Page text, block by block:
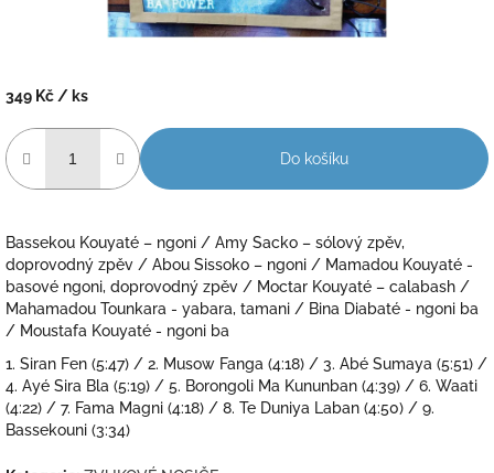
349 Kč / ks
cena:
Do košíku
Bassekou Kouyaté – ngoni / Amy Sacko – sólový zpěv,
doprovodný zpěv / Abou Sissoko – ngoni / Mamadou Kouyaté -
basové ngoni, doprovodný zpěv / Moctar Kouyaté – calabash /
Mahamadou Tounkara - yabara, tamani / Bina Diabaté - ngoni ba
/ Moustafa Kouyaté - ngoni ba
1. Siran Fen (5:47) / 2. Musow Fanga (4:18) / 3. Abé Sumaya (5:51) /
4. Ayé Sira Bla (5:19) / 5. Borongoli Ma Kununban (4:39) / 6. Waati
(4:22) / 7. Fama Magni (4:18) / 8. Te Duniya Laban (4:50) / 9.
Bassekouni (3:34)